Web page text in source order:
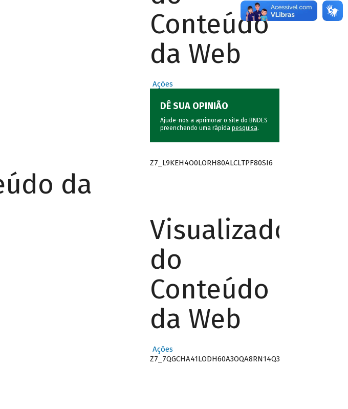
da
Conteúdo
da Web
Ações
DÊ SUA OPINIÃO
Ajude-nos a aprimorar o site do BNDES
preenchendo uma rápida pesquisa.
Z7_L9KEH4O0LORH80ALCLTPF80SI6
Visualizador
do
Conteúdo
da Web
Ações
Z7_7QGCHA41LODH60A3OQA8RN14Q3